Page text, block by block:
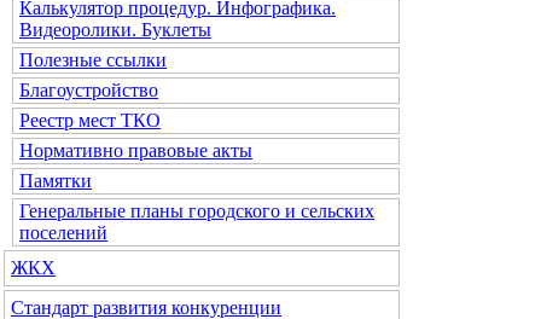
Калькулятор процедур. Инфографика.
Видеоролики. Буклеты
Полезные ссылки
Благоустройство
Реестр мест ТКО
Нормативно правовые акты
Памятки
Генеральные планы городского и сельских
поселений
ЖКХ
Стандарт развития конкуренции